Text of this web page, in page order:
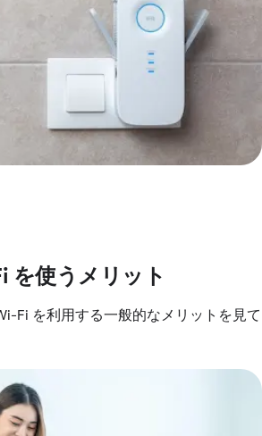
を使うメリット
Fi を利用する一般的なメリットを見て